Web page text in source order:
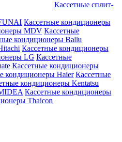
Кассетные сплит-
Кассетные кондиционеры
MDV Кассетные
кондиционеры Ballu
Кассетные кондиционеры
LG Кассетные
Кассетные кондиционеры
кондиционеры Haier Кассетные
кондиционеры Kentatsu
Кассетные кондиционеры
Thaicon